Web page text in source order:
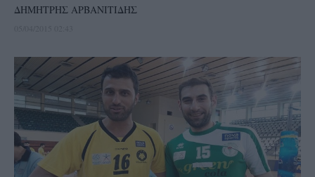
ΔΗΜΗΤΡΗΣ ΑΡΒΑΝΙΤΙΔΗΣ